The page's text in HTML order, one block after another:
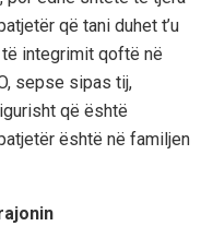
që tani duhet t’u
integrimit qoftë në
sepse sipas tij,
që është
është në familjen